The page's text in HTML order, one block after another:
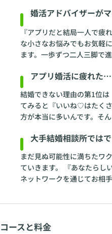
婚活アドバイザーが
『アプリだと結局一人で
な小さなお悩みでもお気軽
ます。一歩ずつ二人三脚で
アプリ婚活に疲れた…
結婚できない理由の第1位
てみると『いいね♡はたく
方が本当に多いんです。そ
大手結婚相談所では
まだ見ぬ可能性に満ちたワ
ていきます。 『あなたらし
ネットワークを通じてお相
コースと料金